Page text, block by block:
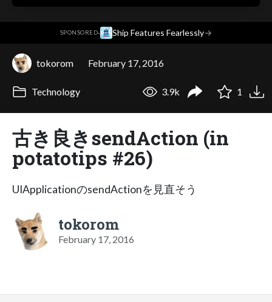
SPONSORED· Ship Features Fearlessly→
tokorom February 17, 2016
Technology 3.9k 1
古き良きsendAction (in
potatotips #26)
UIApplicationのsendActionを見直そう
tokorom
February 17, 2016